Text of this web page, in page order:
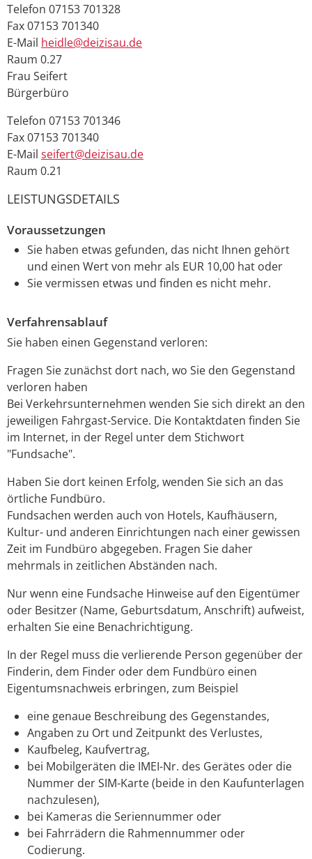
Telefon 07153 701328
Fax07153 701340
E-Mail heidle@deizisau.de
Raum 0.27
Frau Seifert
Bürgerbüro
Telefon 07153 701346
Fax07153 701340
E-Mail seifert@deizisau.de
Raum 0.21
LEISTUNGSDETAILS
Voraussetzungen
Sie haben etwas gefunden, das nicht Ihnen gehört
und einen Wert von mehr als EUR 10,00 hat oder
Sie vermissen etwas und finden es nicht mehr.
Verfahrensablauf
Sie haben einen Gegenstand verloren:
Fragen Sie zunächst dort nach, wo Sie den Gegenstand
verloren haben
Bei Verkehrsunternehmen wenden Sie sich direkt an den
jeweiligen Fahrgast-Service. Die Kontaktdaten finden Sie
im Internet, in der Regel unter dem Stichwort
"Fundsache".
Haben Sie dort keinen Erfolg, wenden Sie sich an das
örtliche Fundbüro.
Fundsachen werden auch von Hotels, Kaufhäusern,
Kultur- und anderen Einrichtungen nach einer gewissen
Zeit im Fundbüro abgegeben. Fragen Sie daher
mehrmals in zeitlichen Abständen nach.
Nur wenn eine Fundsache Hinweise auf den Eigentümer
oder Besitzer (Name, Geburtsdatum, Anschrift) aufweist,
erhalten Sie eine Benachrichtigung.
In der Regel muss die verlierende Person gegenüber der
Finderin, dem Finder oder dem Fundbüro einen
Eigentumsnachweis erbringen, zum Beispiel
eine genaue Beschreibung des Gegenstandes,
Angaben zu Ort und Zeitpunkt des Verlustes,
Kaufbeleg, Kaufvertrag,
bei Mobilgeräten die IMEI-Nr. des Gerätes oder die
Nummer der SIM-Karte (beide in den Kaufunterlagen
nachzulesen),
bei Kameras die Seriennummer oder
bei Fahrrädern die Rahmennummer oder
Codierung.